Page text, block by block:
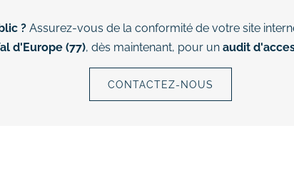
? Assurez-vous de la conformité de votre site
d'Europe (77), dès maintenant, pour un audit
CONTACTEZ-NOUS